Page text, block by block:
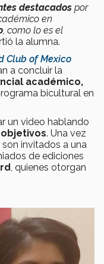
destacados por
en
, como lo es el
la alumna.
Club of Mexico
a concluir la
académico,
bicultural en
un video hablando
. Una vez
invitados a una
de ediciones
, quienes otorgan